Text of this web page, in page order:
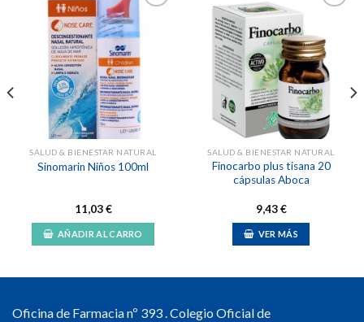
lista de
deseos
SALUD & BIENESTAR NATURAL
Sinomarin Niños 100ml
11,03€
AÑADIR AL CARRO
Añadir
a la
lista de
deseos
SALUD & BIENESTAR NATURAL
Finocarbo plus tisana 20
cápsulas Aboca
9,43€
VER MÁS
Oficina de Farmacia nº 393 . Colegio Oficial de